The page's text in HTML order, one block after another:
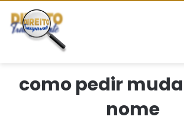
como pedir
nome